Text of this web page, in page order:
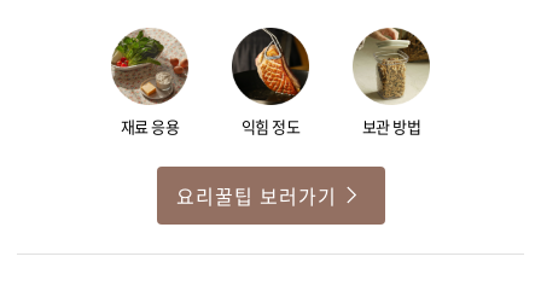
재료 응용 익힘 정도 보관 방법
요리꿀팁 보러가기